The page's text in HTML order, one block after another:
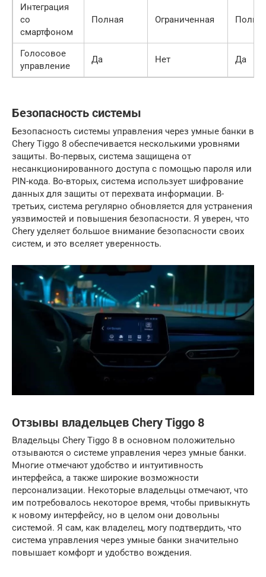
Интеграция
со
смартфоном
Полная Ограниченная
Голосовое
управление
Да Нет Да
Безопасность системы
Безопасность системы управления через умные банки в
Chery Tiggo 8 обеспечивается несколькими уровнями
защиты. Во-первых, система защищена от
несанкционированного доступа с помощью пароля или
PIN-кода. Во-вторых, система использует шифрование
данных для защиты от перехвата информации. В-
третьих, система регулярно обновляется для устранения
уязвимостей и повышения безопасности. Я уверен, что
Chery уделяет большое внимание безопасности своих
систем, и это вселяет уверенность.
Отзывы владельцев Chery Tiggo 8
Владельцы Chery Tiggo 8 в основном положительно
отзываются о системе управления через умные банки.
Многие отмечают удобство и интуитивность
интерфейса, а также широкие возможности
персонализации. Некоторые владельцы отмечают, что
им потребовалось некоторое время, чтобы привыкнуть
к новому интерфейсу, но в целом они довольны
системой. Я сам, как владелец, могу подтвердить, что
система управления через умные банки значительно
повышает комфорт и удобство вождения.